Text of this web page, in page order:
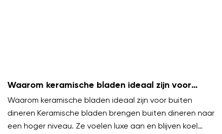
Waarom keramische bladen ideaal zijn voor
buiten dineren
Waarom keramische bladen ideaal zijn voor buiten
dineren Keramische bladen brengen buiten dineren naar
een hoger niveau. Ze voelen luxe aan en blijven koel